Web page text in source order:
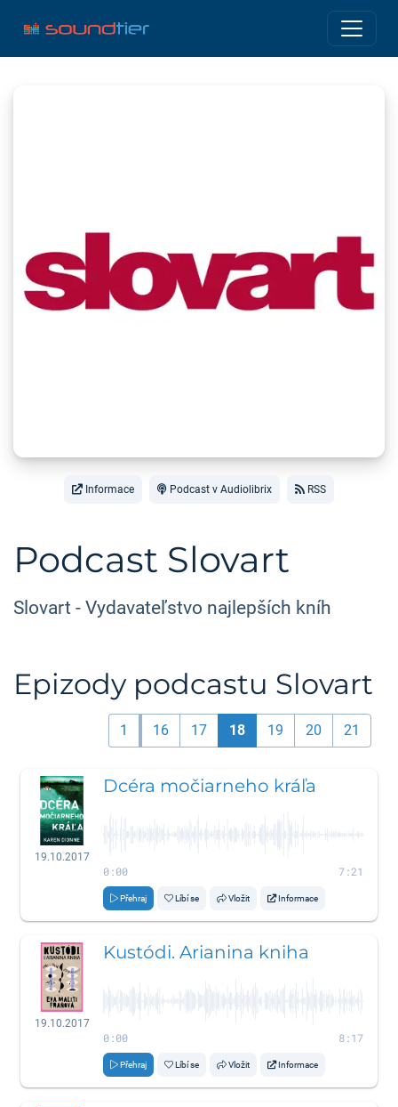
Informace Podcast v Audiolibrix RSS
Podcast Slovart
Slovart - Vydavateľstvo najlepších kníh
Epizody podcastu Slovart
1 16 17 18 19 20 21
19.10.2017
Dcéra močiarneho kráľa
0:00 7:21
Přehraj Líbí se Vložit Informace
19.10.2017
Kustódi. Arianina kniha
0:00 8:17
Přehraj Líbí se Vložit Informace